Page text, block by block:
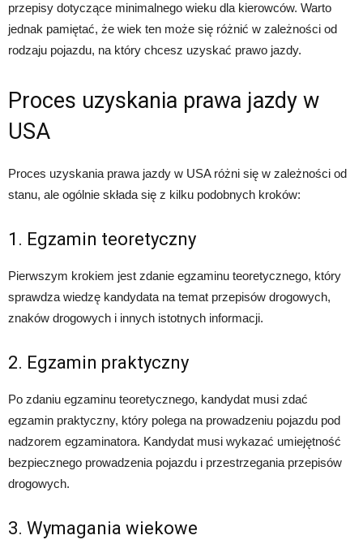
przepisy dotyczące minimalnego wieku dla kierowców. Warto
jednak pamiętać, że wiek ten może się różnić w zależności od
rodzaju pojazdu, na który chcesz uzyskać prawo jazdy.
Proces uzyskania prawa jazdy w
USA
Proces uzyskania prawa jazdy w USA różni się w zależności od
stanu, ale ogólnie składa się z kilku podobnych kroków:
1. Egzamin teoretyczny
Pierwszym krokiem jest zdanie egzaminu teoretycznego, który
sprawdza wiedzę kandydata na temat przepisów drogowych,
znaków drogowych i innych istotnych informacji.
2. Egzamin praktyczny
Po zdaniu egzaminu teoretycznego, kandydat musi zdać
egzamin praktyczny, który polega na prowadzeniu pojazdu pod
nadzorem egzaminatora. Kandydat musi wykazać umiejętność
bezpiecznego prowadzenia pojazdu i przestrzegania przepisów
drogowych.
3. Wymagania wiekowe